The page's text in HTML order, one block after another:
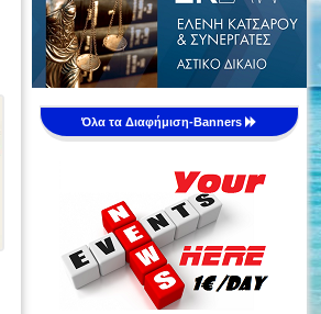
Όλα τα Διαφήμιση-Banners